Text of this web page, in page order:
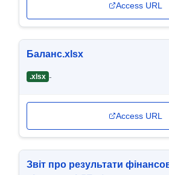
Access URL
Баланс.xlsx
.xlsx -
Access URL
Звіт про результати